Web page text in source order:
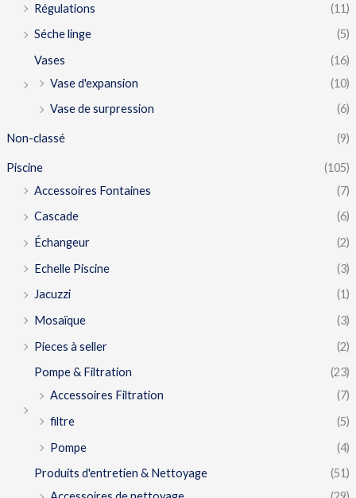
Régulations
(11)
Séche linge
(5)
Vases
(16)
Vase d'expansion
(10)
Vase de surpression
(6)
Non-classé (9)
Piscine
(105)
Accessoires Fontaines
(7)
Cascade
(6)
Échangeur
(2)
Echelle Piscine
(3)
Jacuzzi
(1)
Mosaïque
(3)
Pieces à seller
(2)
Pompe & Filtration
(23)
Accessoires Filtration
(7)
filtre
(5)
Pompe
(4)
Produits d'entretien & Nettoyage
(51)